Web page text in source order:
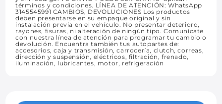
términos y condiciones. LÍNEA DE ATENCIÓN: WhatsApp
3145545991 CAMBIOS, DEVOLUCIONES Los productos
deben presentarse en su empaque original y sin
instalación previa en el vehículo. No presentar deterioro,
rayones, fisuras, ni alteración de ningún tipo. Comunícate
con nuestra línea de atención para programar tu cambio o
devolución. Encuentra también tus autopartes de:
accesorios, caja y transmisión, carrocería, clutch, correas,
dirección y suspensión, eléctricos, filtración, frenado,
iluminación, lubricantes, motor, refrigeración